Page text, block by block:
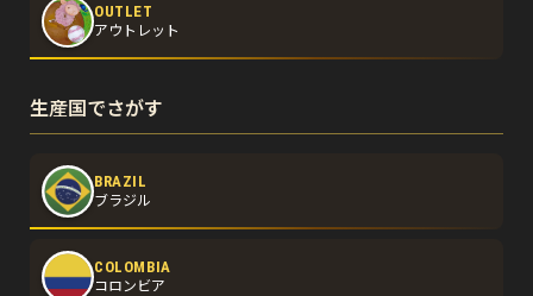
OUTLET
アウトレット
生産国でさがす
BRAZIL
ブラジル
COLOMBIA
コロンビア